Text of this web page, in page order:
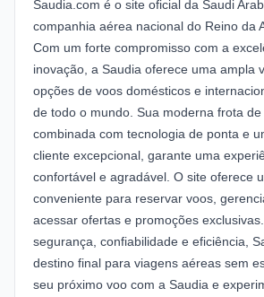
Saudia.com é o site oficial da Saudi
companhia aérea nacional do Reino da
Com um forte compromisso com a
inovação, a Saudia oferece uma ampla
opções de voos domésticos e
de todo o mundo. Sua moderna frota
combinada com tecnologia de ponta e
cliente excepcional, garante uma
confortável e agradável. O site oferece
conveniente para reservar voos,
acessar ofertas e promoções
segurança, confiabilidade e eficiência,
destino final para viagens aéreas sem
seu próximo voo com a Saudia e